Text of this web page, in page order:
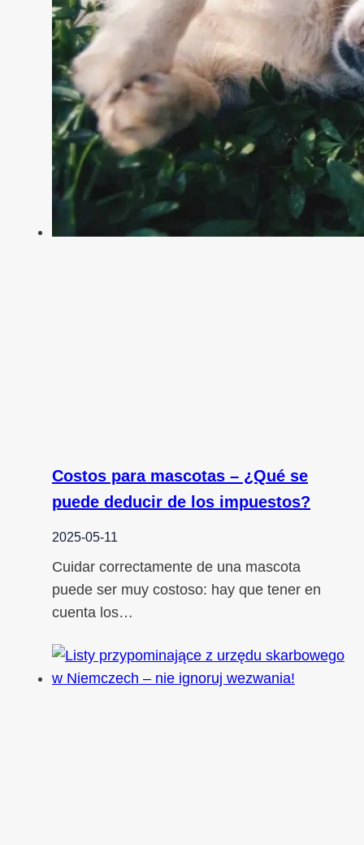
Costos para mascotas – ¿Qué se
puede deducir de los impuestos?
2025-05-11
Cuidar correctamente de una mascota
puede ser muy costoso: hay que tener en
cuenta los…